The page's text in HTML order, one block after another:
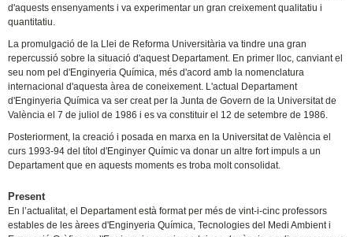
d'aquests ensenyaments i va experimentar un gran creixement qualitatiu i
quantitatiu.
La promulgació de la Llei de Reforma Universitària va tindre una gran
repercussió sobre la situació d'aquest Departament. En primer lloc, canviant el
seu nom pel d'Enginyeria Química, més d'acord amb la nomenclatura
internacional d'aquesta àrea de coneixement. L'actual Departament
d'Enginyeria Química va ser creat per la Junta de Govern de la Universitat de
València el 7 de juliol de 1986 i es va constituir el 12 de setembre de 1986.
Posteriorment, la creació i posada en marxa en la Universitat de València el
curs 1993-94 del títol d'Enginyer Químic va donar un altre fort impuls a un
Departament que en aquests moments es troba molt consolidat.
Present
En l’actualitat, el Departament està format per més de vint-i-cinc professors
estables de les àrees d'Enginyeria Química, Tecnologies del Medi Ambient i